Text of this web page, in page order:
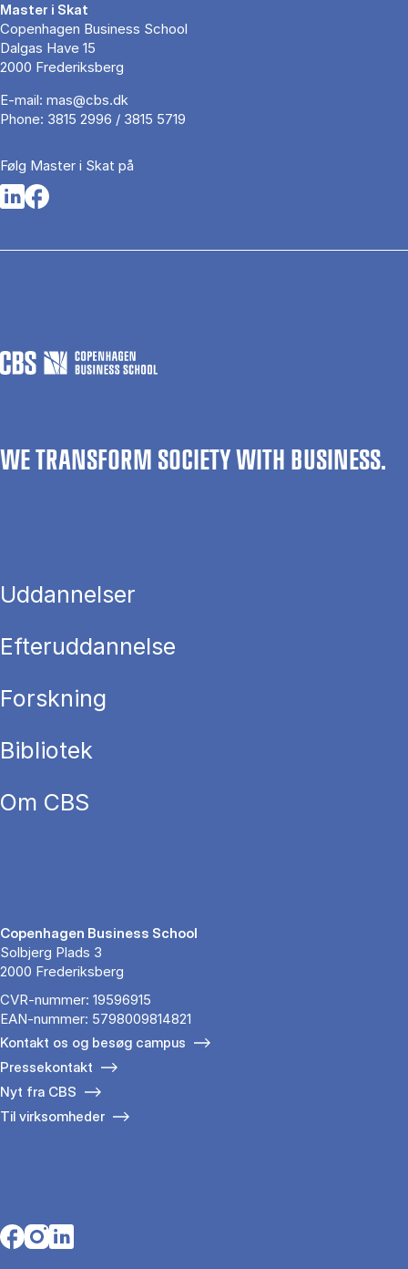
Master i Skat
Copenhagen Business School
Dalgas Have 15
2000 Frederiksberg
E-mail: mas@cbs.dk
Phone: 3815 2996 / 3815 5719
Følg Master i Skat på
Opens in a new tab
Opens in a new tab
WE TRANSFORM SOCIETY WITH BUSINESS.
Uddannelser
Efteruddannelse
Forskning
Bibliotek
Om CBS
Copenhagen Business School
Solbjerg Plads 3
2000 Frederiksberg
CVR-nummer: 19596915
EAN-nummer: 5798009814821
Kontakt os og besøg campus
Pressekontakt
Nyt fra CBS
Til virksomheder
Opens in a new tab
Opens in a new tab
Opens in a new tab